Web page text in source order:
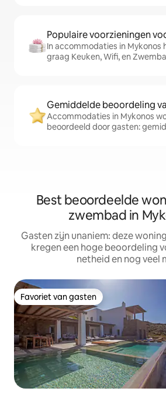
Populaire voorzieningen
In accommodaties in Mykonos
graag Keuken, Wifi, en
Gemiddelde beoordeling
Accommodaties in Mykonos
beoordeeld door gasten:
Best beoordeelde
zwembad in
Gasten zijn unaniem: deze
kregen een hoge beoordeling
netheid en nog veel
Favoriet van gasten
Favoriet van gasten